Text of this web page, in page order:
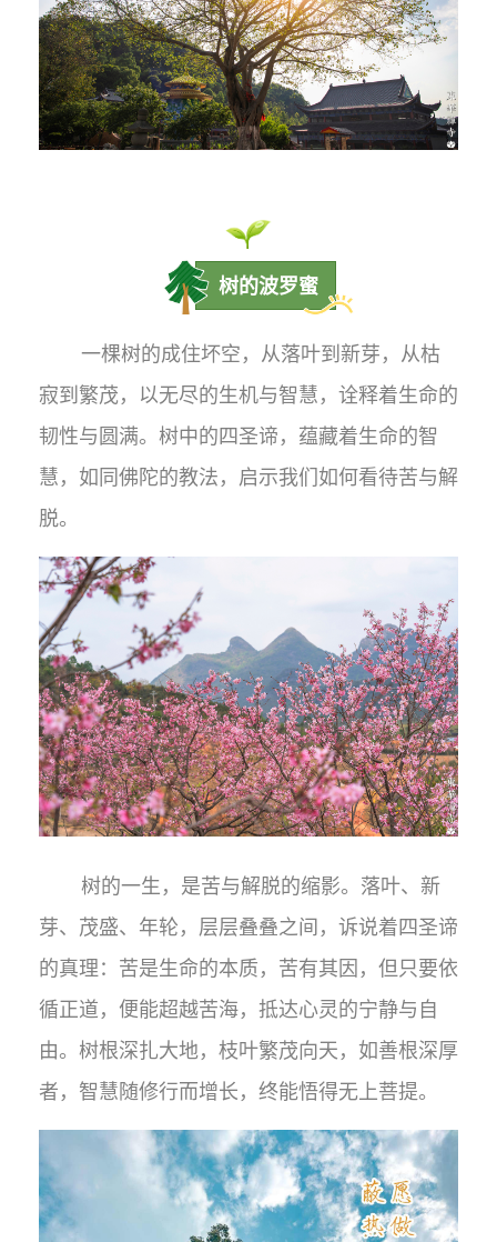
树的波罗蜜
一棵树的成住坏空，从落叶到新芽，从枯
寂到繁茂，以无尽的生机与智慧，诠释着生命的
韧性与圆满。树中的四圣谛，蕴藏着生命的智
慧，如同佛陀的教法，启示我们如何看待苦与解
脱。
树的一生，是苦与解脱的缩影。落叶、新
芽、茂盛、年轮，层层叠叠之间，诉说着四圣谛
的真理：苦是生命的本质，苦有其因，但只要依
循正道，便能超越苦海，抵达心灵的宁静与自
由。树根深扎大地，枝叶繁茂向天，如善根深厚
者，智慧随修行而增长，终能悟得无上菩提。